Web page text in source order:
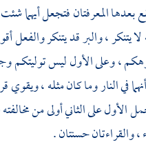
المعرفتان فتجعل أيهما
، والبر قد يتنكر والفعل
، وعلى الأول ليس توليتكم
في النار وما كان مثله ، ويقوي
الأول على الثاني أولى من
، والقراءتان حسنتان .